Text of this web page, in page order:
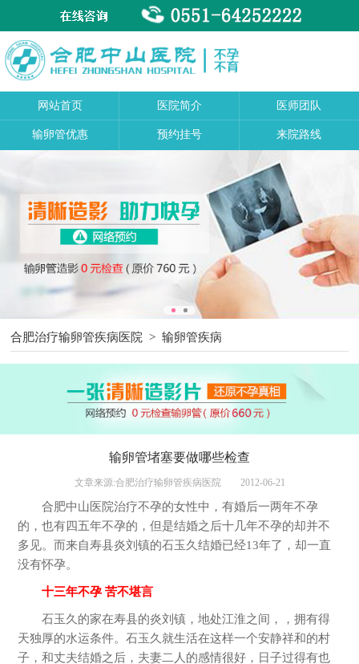
网站首页 医院简介 医师团队
输卵管优惠 预约挂号 来院路线
合肥治疗输卵管疾病医院 >输卵管疾病
输卵管堵塞要做哪些检查
文章来源:合肥治疗输卵管疾病医院 2012-06-21
合肥中山医院治疗不孕的女性中，有婚后一两年不孕
的，也有四五年不孕的，但是结婚之后十几年不孕的却并不
多见。而来自寿县炎刘镇的石玉久结婚已经13年了，却一直
没有怀孕。
十三年不孕 苦不堪言
石玉久的家在寿县的炎刘镇，地处江淮之间，，拥有得
天独厚的水运条件。石玉久就生活在这样一个安静祥和的村
子，和丈夫结婚之后，夫妻二人的感情很好，日子过得有也